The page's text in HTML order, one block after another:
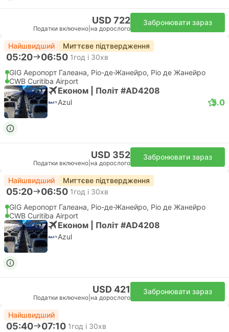
USD 722
Податки включено на дорослого
Забронювати зараз
Найшвидший Миттєве підтвердження
05:20 06:50 1год і 30хв
GIG Аеропорт Галеана, Ріо-де-Жанейро, Ріо де Жанейро
CWB Curitiba Airport
Економ | Політ #AD4208
Azul 5.0
USD 352
Податки включено на дорослого
Забронювати зараз
Найшвидший Миттєве підтвердження
05:20 06:50 1год і 30хв
GIG Аеропорт Галеана, Ріо-де-Жанейро, Ріо де Жанейро
CWB Curitiba Airport
Економ | Політ #AD4208
Azul
USD 421
Податки включено на дорослого
Забронювати зараз
Найшвидший
05:40 07:10 1год і 30хв